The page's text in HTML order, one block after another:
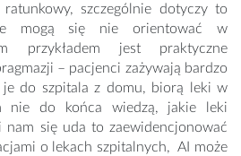
ratunkowy, szczególnie dotyczy to
mogą się nie orientować w
przykładem jest praktyczne
– pacjenci zażywają bardzo
je do szpitala z domu, biorą leki w
nie do końca wiedzą, jakie leki
nam się uda to zaewidencjonować
o lekach szpitalnych, AI może